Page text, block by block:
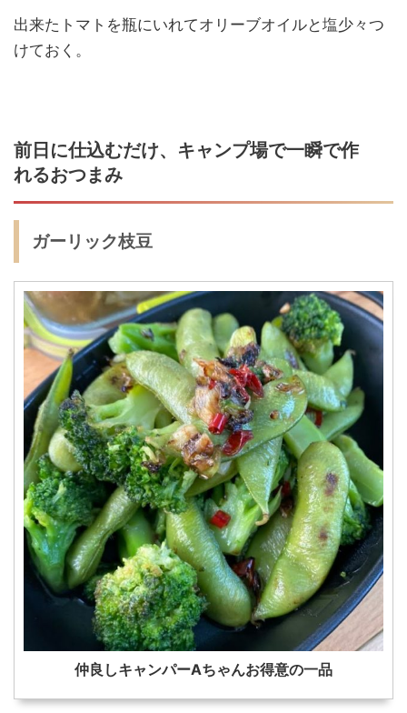
出来たトマトを瓶にいれてオリーブオイルと塩少々つ
けておく。
前日に仕込むだけ、キャンプ場で一瞬で作
れるおつまみ
ガーリック枝豆
仲良しキャンパーAちゃんお得意の一品